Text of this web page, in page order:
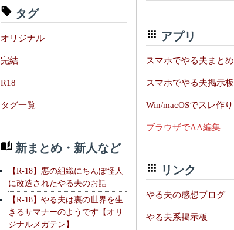
タグ
オリジナル
完結
R18
タグ一覧
新まとめ・新人など
【R-18】悪の組織にちんぽ怪人
に改造されたやる夫のお話
【R-18】やる夫は裏の世界を生
きるサマナーのようです【オリ
ジナルメガテン】
アプリ
スマホでやる夫まとめ
スマホでやる夫掲示板
Win/macOSでスレ作り
ブラウザでAA編集
リンク
やる夫の感想ブログ
やる夫系掲示板